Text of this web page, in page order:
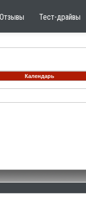
Отзывы Тест-драйвы
Календарь